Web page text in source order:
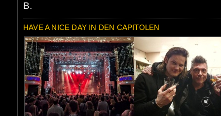
B.
HAVE A NICE DAY IN DEN CAPITOLEN